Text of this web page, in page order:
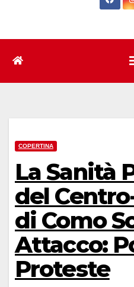
COPERTINA
La Sanità
del
di Como
Attacco:
Proteste